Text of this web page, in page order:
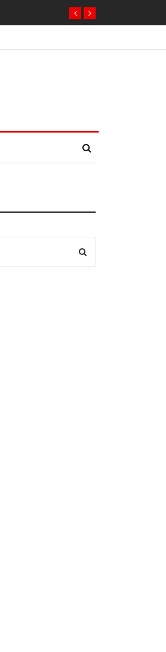
план дій на випадок припинення